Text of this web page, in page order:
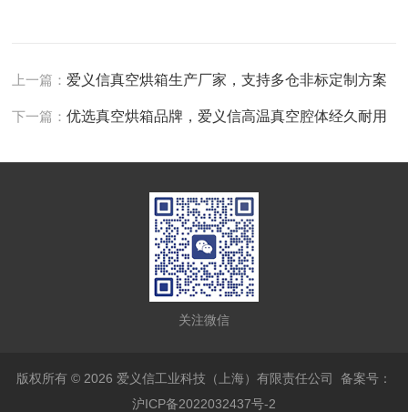
上一篇： 爱义信真空烘箱生产厂家，支持多仓非标定制方案
下一篇：优选真空烘箱品牌，爱义信高温真空腔体经久耐用
关注微信
版权所有 © 2026 爱义信工业科技（上海）有限责任公司 备案号：
沪ICP备2022032437号-2